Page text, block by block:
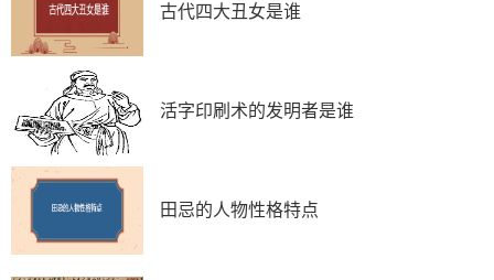
古代四大丑女是谁
活字印刷术的发明者是谁
田忌的人物性格特点